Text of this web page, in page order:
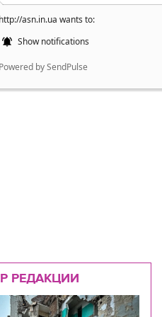
http://asn.in.ua wants to:
Show notifications
Powered by SendPulse
РЕДАКЦИИ